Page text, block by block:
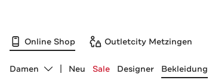
Online Shop Outletcity Metzingen
Abteilung ändern, ausgewählt:
Damen Neu Sale Designer Bekleidung